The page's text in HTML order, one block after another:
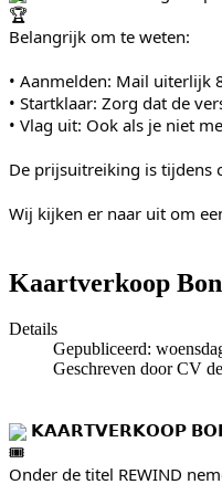
Belangrijk om te weten:
• Aanmelden: Mail uiterlijk
• Startklaar: Zorg dat de
• Vlag uit: Ook als je niet
De prijsuitreiking is tijdens
Wij kijken er naar uit om
Kaartverkoop
Details
Gepubliceerd:
Geschreven door CV
𝗞𝗔𝗔𝗥𝗧𝗩𝗘𝗥𝗞𝗢𝗢𝗣
Onder de titel REWIND